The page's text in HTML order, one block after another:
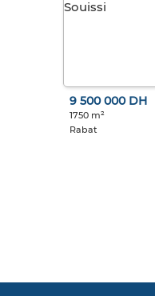
9 500 000 DH
1750 m²
Rabat